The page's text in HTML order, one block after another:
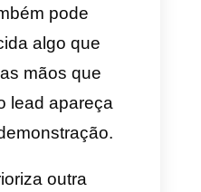
vendas?
as coisas podem
para o dia, algum
dificuldade pode